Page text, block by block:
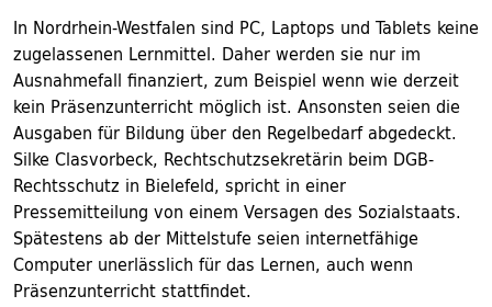
In Nordrhein-Westfalen sind PC, Laptops und Tablets keine
zugelassenen Lernmittel. Daher werden sie nur im
Ausnahmefall finanziert, zum Beispiel wenn wie derzeit
kein Präsenzunterricht möglich ist. Ansonsten seien die
Ausgaben für Bildung über den Regelbedarf abgedeckt.
Silke Clasvorbeck, Rechtschutzsekretärin beim DGB-
Rechtsschutz in Bielefeld, spricht in einer
Pressemitteilung von einem Versagen des Sozialstaats.
Spätestens ab der Mittelstufe seien internetfähige
Computer unerlässlich für das Lernen, auch wenn
Präsenzunterricht stattfindet.